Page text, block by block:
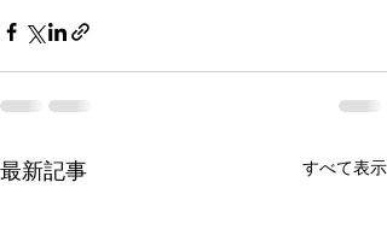
最新記事 すべて表示